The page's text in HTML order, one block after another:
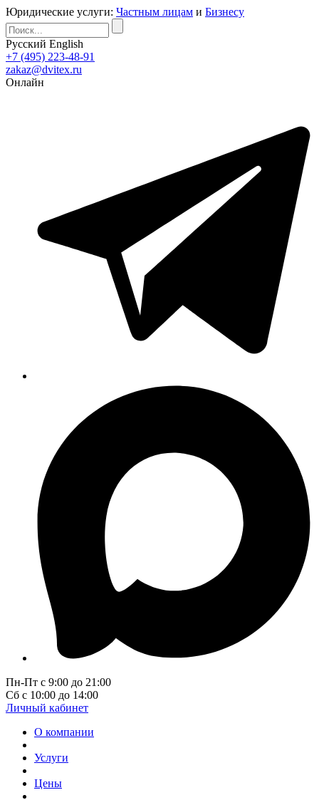
Юридические услуги: Частным лицам и Бизнесу
Русский English
+7 (495) 223-48-91
zakaz@dvitex.ru
Онлайн
Пн-Пт с 9:00 до 21:00
Сб с 10:00 до 14:00
Личный кабинет
О компании
Услуги
Цены